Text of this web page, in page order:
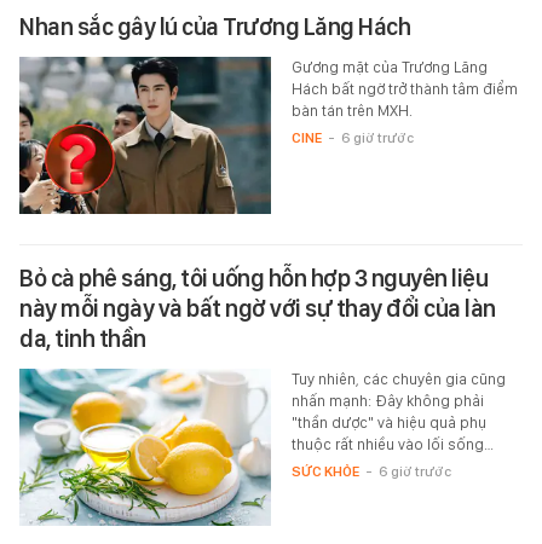
Nhan sắc gây lú của Trương Lăng Hách
Gương mặt của Trương Lăng
Hách bất ngờ trở thành tâm điểm
bàn tán trên MXH.
CINE - 6 giờ trước
Bỏ cà phê sáng, tôi uống hỗn hợp 3 nguyên liệu
này mỗi ngày và bất ngờ với sự thay đổi của làn
da, tinh thần
Tuy nhiên, các chuyên gia cũng
nhấn mạnh: Đây không phải
"thần dược" và hiệu quả phụ
thuộc rất nhiều vào lối sống…
SỨC KHỎE - 6 giờ trước